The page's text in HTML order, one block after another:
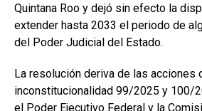
Quintana Roo y dejó sin efecto la
extender hasta 2033 el periodo de
del Poder Judicial del Estado.
La resolución deriva de las acciones
inconstitucionalidad 99/2025 y 100/
el Poder Ejecutivo Federal y la